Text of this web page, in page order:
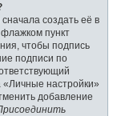
создать её в
пункт
чтобы подпись
подписи по
настройки»
добавление